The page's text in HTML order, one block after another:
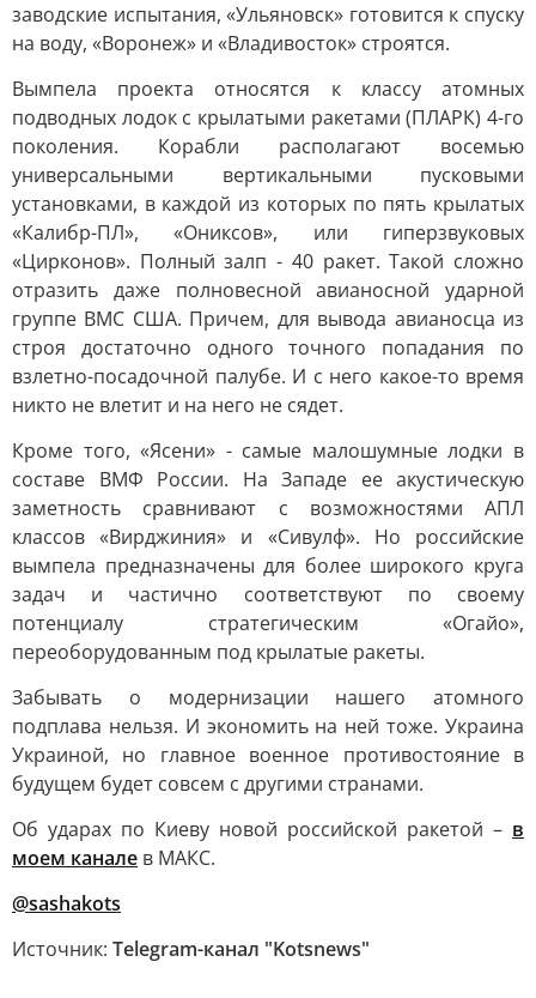
заводские испытания, «Ульяновск» готовится к спуску
на воду, «Воронеж» и «Владивосток» строятся.
Вымпела проекта относятся к классу атомных
подводных лодок с крылатыми ракетами (ПЛАРК) 4-го
поколения. Корабли располагают восемью
универсальными вертикальными пусковыми
установками, в каждой из которых по пять крылатых
«Калибр-ПЛ», «Ониксов», или гиперзвуковых
«Цирконов». Полный залп - 40 ракет. Такой сложно
отразить даже полновесной авианосной ударной
группе ВМС США. Причем, для вывода авианосца из
строя достаточно одного точного попадания по
взлетно-посадочной палубе. И с него какое-то время
никто не влетит и на него не сядет.
Кроме того, «Ясени» - самые малошумные лодки в
составе ВМФ России. На Западе ее акустическую
заметность сравнивают с возможностями АПЛ
классов «Вирджиния» и «Сивулф». Но российские
вымпела предназначены для более широкого круга
задач и частично соответствуют по своему
потенциалу стратегическим «Огайо»,
переоборудованным под крылатые ракеты.
Забывать о модернизации нашего атомного
подплава нельзя. И экономить на ней тоже. Украина
Украиной, но главное военное противостояние в
будущем будет совсем с другими странами.
Об ударах по Киеву новой российской ракетой – в
моем канале в МАКС.
@sashakots
Источник: Telegram-канал "Kotsnews"